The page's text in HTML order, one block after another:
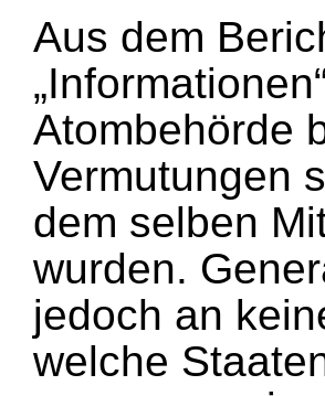
Aus dem
Atombehörde
Vermutungen
dem selben
wurden.
jedoch an
welche